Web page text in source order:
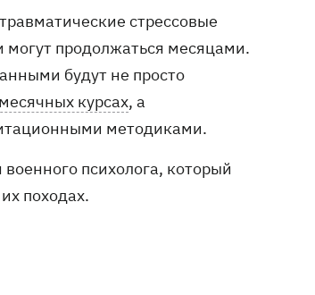
стрессовые
могут продолжаться месяцами.
будут не просто
курсах, а
методиками.
психолога, который
походах.